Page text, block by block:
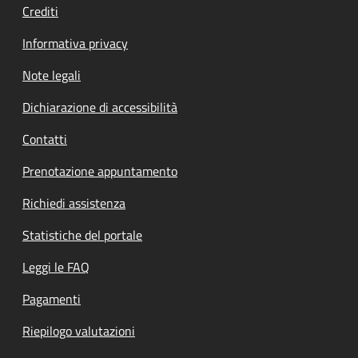
Crediti
Informativa privacy
Note legali
Dichiarazione di accessibilità
Contatti
Prenotazione appuntamento
Richiedi assistenza
Statistiche del portale
Leggi le FAQ
Pagamenti
Riepilogo valutazioni